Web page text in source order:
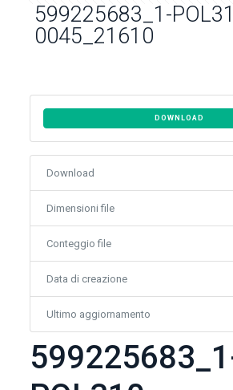
599225683_1-
0045_21610
DOWNLOAD
Download
Dimensioni file
Conteggio file
Data di creazione
Ultimo aggiornamento